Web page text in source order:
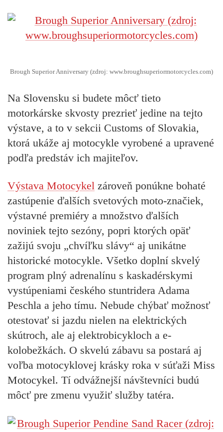
Brough Superior Anniversary (zdroj: www.broughsuperiormotorcycles.com)
Na Slovensku si budete môcť tieto
motorkárske skvosty prezrieť jedine na tejto
výstave, a to v sekcii Customs of Slovakia,
ktorá ukáže aj motocykle vyrobené a upravené
podľa predstáv ich majiteľov.
Výstava Motocykel zároveň ponúkne bohaté
zastúpenie ďalších svetových moto-značiek,
výstavné premiéry a množstvo ďalších
noviniek tejto sezóny, popri ktorých opäť
zažijú svoju „chvíľku slávy“ aj unikátne
historické motocykle. Všetko doplní skvelý
program plný adrenalínu s kaskadérskymi
vystúpeniami českého stuntridera Adama
Peschla a jeho tímu. Nebude chýbať možnosť
otestovať si jazdu nielen na elektrických
skútroch, ale aj elektrobicykloch a e-
kolobežkách. O skvelú zábavu sa postará aj
voľba motocyklovej krásky roka v súťaži Miss
Motocykel. Tí odvážnejší návštevníci budú
môcť pre zmenu využiť služby tatéra.